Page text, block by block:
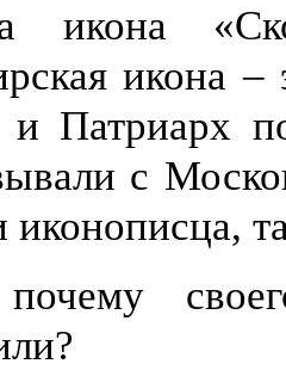
икона
икона
и Патриарх
с
иконописца,